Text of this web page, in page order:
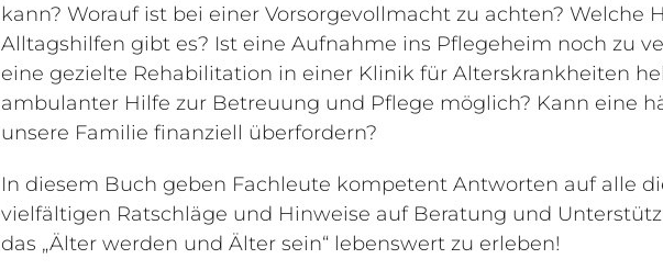
kann? Worauf ist bei einer Vorsorgevollmacht zu achten? Welche
Alltagshilfen gibt es? Ist eine Aufnahme ins Pflegeheim noch zu
eine gezielte Rehabilitation in einer Klinik für Alterskrankheiten
ambulanter Hilfe zur Betreuung und Pflege möglich? Kann eine
unsere Familie finanziell überfordern?
In diesem Buch geben Fachleute kompetent Antworten auf alle
vielfältigen Ratschläge und Hinweise auf Beratung und
das „Älter werden und Älter sein“ lebenswert zu erleben!